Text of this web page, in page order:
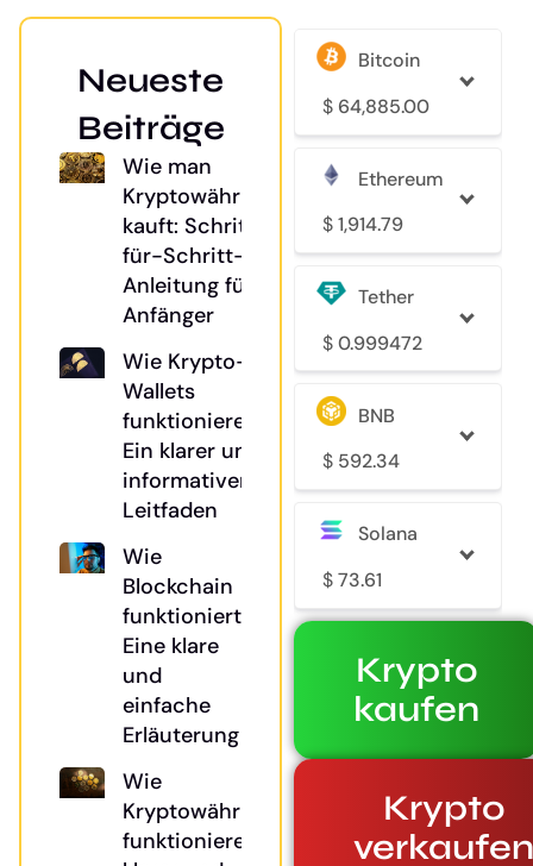
Neueste
Beiträge
Wie man
Kryptowährung
kauft: Schritt-
für-Schritt-
Anleitung für
Anfänger
Wie Krypto-
Wallets
funktionieren:
Ein klarer und
informativer
Leitfaden
Wie
Blockchain
funktioniert:
Eine klare
und
einfache
Erläuterung
Wie
Kryptowährungen
funktionieren: Ein
Bitcoin
$ 64,885.00
Ethereum
$ 1,914.79
Tether
$ 0.999472
BNB
$ 592.34
Solana
$ 73.61
Krypto
kaufen
Krypto